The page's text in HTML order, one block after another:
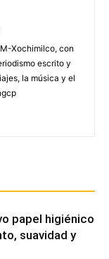
Xochimilco, con
escrito y
la música y el
papel higiénico
suavidad y